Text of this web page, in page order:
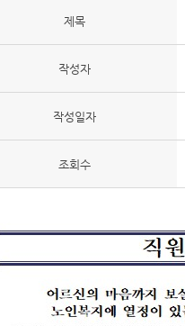
제목
작성자
작성일자
조회수